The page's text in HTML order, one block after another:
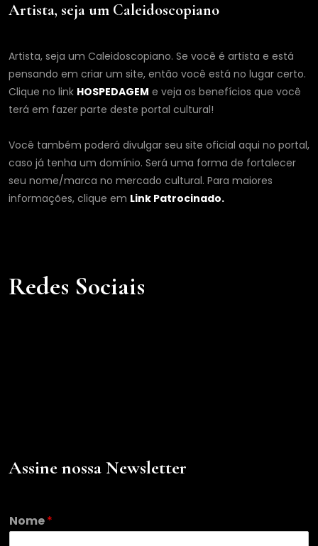
Artista, seja um Caleidoscopiano
Artista, seja um Caleidoscopiano. Se você é artista e está
pensando em criar um site, então você está no lugar certo.
Clique no link HOSPEDAGEM e veja os benefícios que você
terá em fazer parte deste portal cultural!
Você também poderá divulgar seu site oficial aqui no portal,
caso já tenha um domínio. Será uma forma de fortalecer
seu nome/marca no mercado cultural. Para maiores
informações, clique em Link Patrocinado.
Redes Sociais
Assine nossa Newsletter
*
N
Nome*